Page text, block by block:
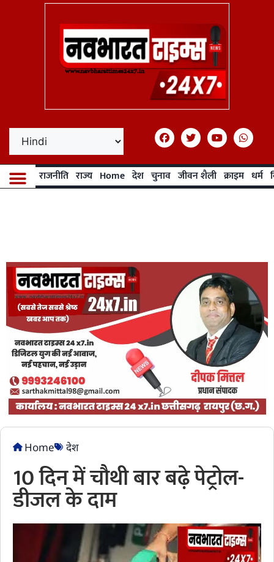
राजनीति राज्य Home देश चुनाव जीवन शैली क्राइम धर्म
Home देश
10 दिन में चौथी बार बढ़े पेट्रोल-
डीजल के दाम